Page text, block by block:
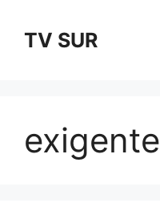
contentTV SUR
exigente